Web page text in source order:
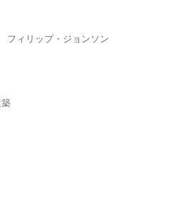
ィリップ・ジョンソン